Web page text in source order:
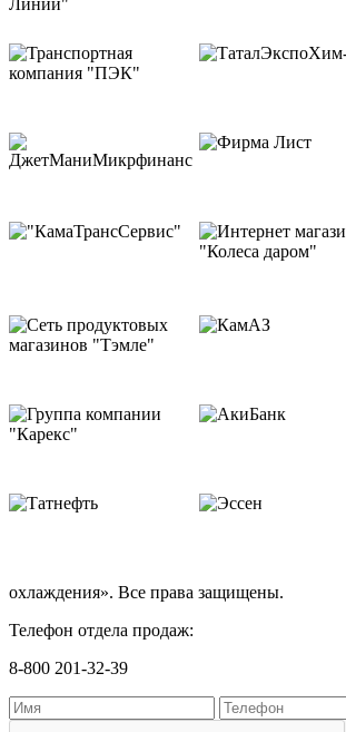
охлаждения». Все права защищены.
Телефон отдела продаж:
8-800 201-32-39